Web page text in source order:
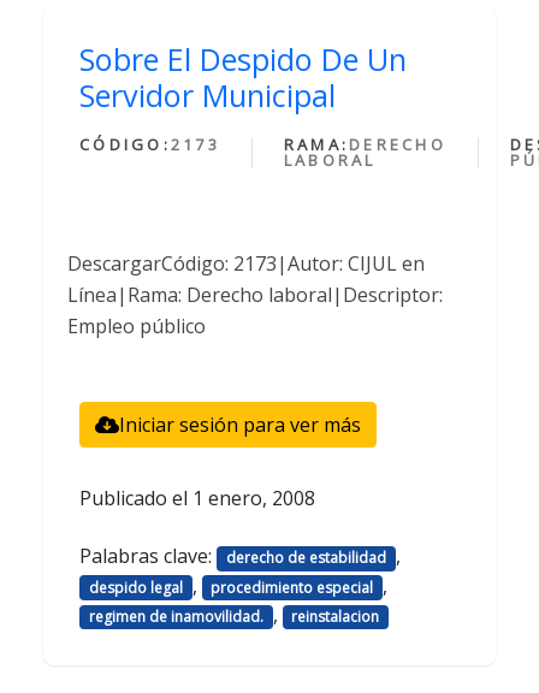
Sobre El Despido De Un
Servidor Municipal
CÓDIGO:2173 RAMA: DERECHO
LABORAL
DescargarCódigo: 2173|Autor: CIJUL en
Línea|Rama: Derecho laboral|Descriptor:
Empleo público
Iniciar sesión para ver más
Publicado el 1 enero, 2008
Palabras clave: derecho de estabilidad ,
despido legal , procedimiento especial ,
regimen de inamovilidad. , reinstalacion